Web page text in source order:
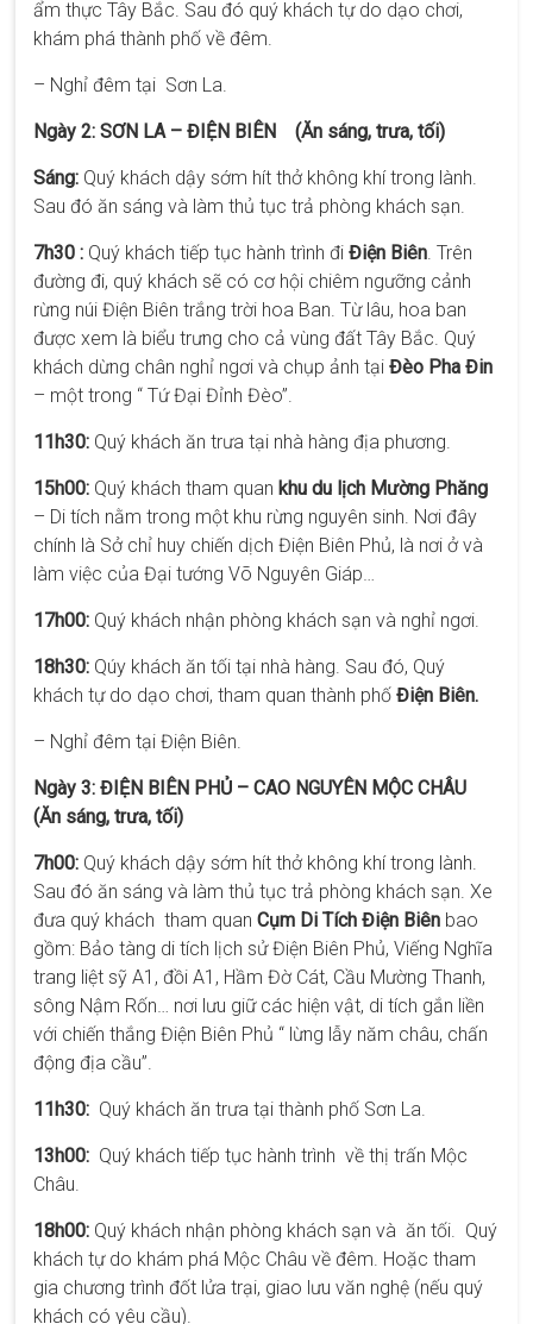
ẩm thực Tây Bắc. Sau đó quý khách tự do dạo chơi,
khám phá thành phố về đêm.
– Nghỉ đêm tại Sơn La.
Ngày 2: SƠN LA – ĐIỆN BIÊN (Ăn sáng, trưa, tối)
Sáng: Quý khách dậy sớm hít thở không khí trong lành.
Sau đó ăn sáng và làm thủ tục trả phòng khách sạn.
7h30 : Quý khách tiếp tục hành trình điĐiện Biên. Trên
đường đi, quý khách sẽ có cơ hội chiêm ngưỡng cảnh
rừng núi Điện Biên trắng trời hoa Ban. Từ lâu, hoa ban
được xem là biểu trưng cho cả vùng đất Tây Bắc. Quý
khách dừng chân nghỉ ngơi và chụp ảnh tạiĐèo Pha Đin
– một trong “ Tứ Đại Đỉnh Đèo”.
11h30: Quý khách ăn trưa tại nhà hàng địa phương.
15h00: Quý khách tham quan khu du lịch Mường Phăng
– Di tích nằm trong một khu rừng nguyên sinh. Nơi đây
chính là Sở chỉ huy chiến dịch Điện Biên Phủ, là nơi ở và
làm việc của Đại tướng Võ Nguyên Giáp…
17h00: Quý khách nhận phòng khách sạn và nghỉ ngơi.
18h30: Qúy khách ăn tối tại nhà hàng. Sau đó, Quý
khách tự do dạo chơi, tham quan thành phốĐiện Biên.
– Nghỉ đêm tại Điện Biên.
Ngày 3: ĐIỆN BIÊN PHỦ – CAO NGUYÊN MỘC CHÂU
(Ăn sáng, trưa, tối)
7h00: Quý khách dậy sớm hít thở không khí trong lành.
Sau đó ăn sáng và làm thủ tục trả phòng khách sạn. Xe
đưa quý khách tham quanCụm Di Tích Điện Biên bao
gồm: Bảo tàng di tích lịch sử Điện Biên Phủ, Viếng Nghĩa
trang liệt sỹ A1, đồi A1, Hầm Đờ Cát, Cầu Mường Thanh,
sông Nậm Rốn… nơi lưu giữ các hiện vật, di tích gắn liền
với chiến thắng Điện Biên Phủ “ lừng lẫy năm châu, chấn
động địa cầu”.
11h30: Quý khách ăn trưa tại thành phố Sơn La.
13h00: Quý khách tiếp tục hành trình về thị trấn Mộc
Châu.
18h00: Quý khách nhận phòng khách sạn và ăn tối. Quý
khách tự do khám phá Mộc Châu về đêm. Hoặc tham
gia chương trình đốt lửa trại, giao lưu văn nghệ (nếu quý
khách có yêu cầu).